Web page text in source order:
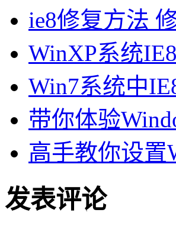
ie8修复方法
WinXP系统
Win7系统中
带你体验
高手教你设置
发表评论